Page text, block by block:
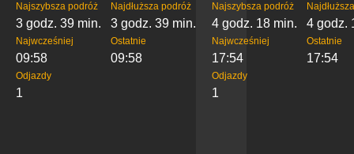
Najszybsza podróż
3 godz. 39 min.
Najdłuższa podróż
3 godz. 39 min.
Najwcześniej
09:58
Ostatnie
09:58
Odjazdy
1
Najszybsza podróż
4 godz. 18 min. 4 godz.
Najwcześniej
17:54
Ostatnie
17:54
Odjazdy
1